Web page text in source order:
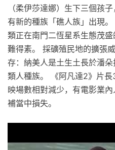
（柔伊莎達娜）生下三個孩
有新的種族「礁人族」出現
類正在南門二恆星系生態茂
難得素。 採礦殖民地的擴張
存：納美人是土生土長於潘
類人種族。 《阿凡達2》片
映場數相對減少，有電影業
補當中損失。